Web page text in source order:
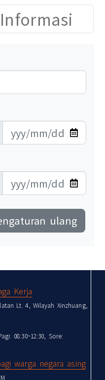
ulang
Kerja
Lt. 4, Wilayah Xinzhuang,
08:30~12:30, Sore:
warga negara asing